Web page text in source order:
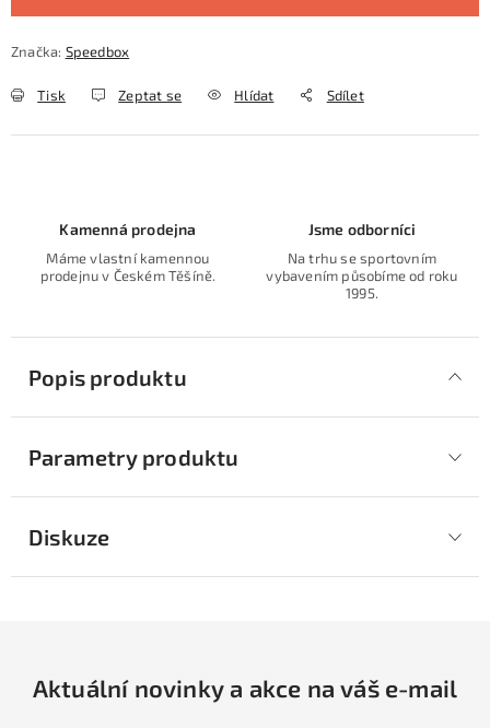
Značka: Speedbox
Tisk Zeptat se Hlídat Sdílet
Kamenná prodejna
Máme vlastní kamennou
prodejnu v Českém Těšíně.
Jsme odborníci
Na trhu se sportovním
vybavením působíme od roku
1995.
Popis produktu
Parametry produktu
Diskuze
Aktuální novinky a akce na váš e-mail